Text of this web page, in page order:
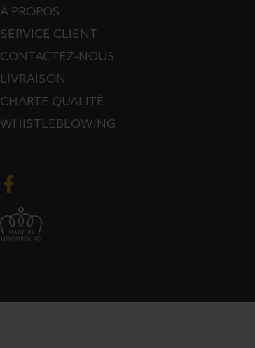
À PROPOS
SERVICE CLIENT
CONTACTEZ-NOUS
LIVRAISON
CHARTE QUALITÉ
WHISTLEBLOWING